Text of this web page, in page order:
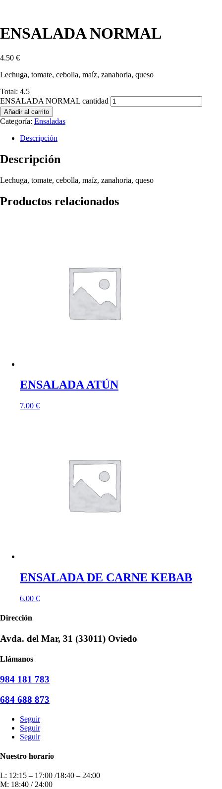
ENSALADA NORMAL
4.50 €
Lechuga, tomate, cebolla, maíz, zanahoria, queso
Total: 4.5
ENSALADA NORMAL cantidad
Añadir al carrito
Categoría: Ensaladas
Descripción
Descripción
Lechuga, tomate, cebolla, maíz, zanahoria, queso
Productos relacionados
ENSALADA ATÚN
7.00 €
ENSALADA DE CARNE KEBAB
6.00 €
Dirección
Avda. del Mar, 31 (33011) Oviedo
Llámanos
984 181 783
684 688 873
Seguir
Seguir
Seguir
Nuestro horario
L: 12:15 – 17:00 /18:40 – 24:00
M: 18:40 / 24:00